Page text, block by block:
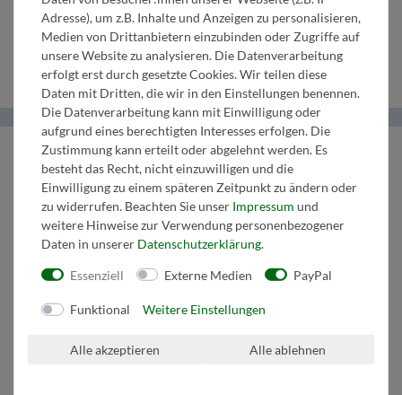
Klarinette F/Es Tenorhorn Schlagzeug
Helma Musikverlag
Wir bringen Musik ins Leben.
+43 664 1947 8 32
Mail:music@helmamusic.com
Kaufvertrag widerrufen
ohne Angabe von Gründen möglich. Bestätigung folgt per E-Mail.
Adresse), um z.B. Inhalte und Anzeigen zu personalisieren,
Medien von Drittanbietern einzubinden oder Zugriffe auf
unsere Website zu analysieren. Die Datenverarbeitung
erfolgt erst durch gesetzte Cookies. Wir teilen diese
Daten mit Dritten, die wir in den Einstellungen benennen.
Die Datenverarbeitung kann mit Einwilligung oder
aufgrund eines berechtigten Interesses erfolgen. Die
Zustimmung kann erteilt oder abgelehnt werden. Es
besteht das Recht, nicht einzuwilligen und die
Einwilligung zu einem späteren Zeitpunkt zu ändern oder
zu widerrufen. Beachten Sie unser Impressum und
weitere Hinweise zur Verwendung personenbezogener
Daten in unserer Daten­schutz­erklärung
Essenziell Externe Medien PayPal
Funktional Weitere Einstellungen
Alle akzeptieren Alle ablehnen